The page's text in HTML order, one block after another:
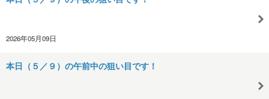
2026年05月09日
本日（５／９）の午前中の狙い目です！